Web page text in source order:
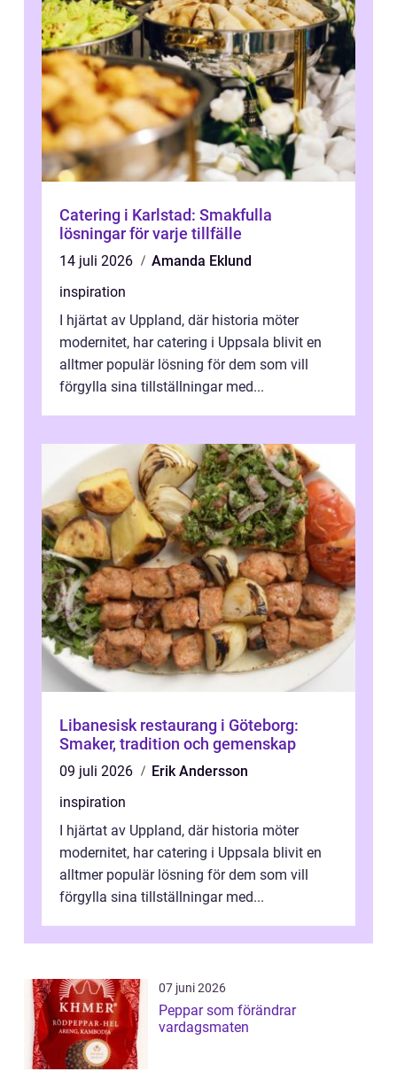
Catering i Karlstad: Smakfulla
lösningar för varje tillfälle
14 juli 2026
Amanda Eklund
inspiration
I hjärtat av Uppland, där historia möter
modernitet, har catering i Uppsala blivit en
alltmer populär lösning för dem som vill
förgylla sina tillställningar med...
Libanesisk restaurang i Göteborg:
Smaker, tradition och gemenskap
09 juli 2026
Erik Andersson
inspiration
I hjärtat av Uppland, där historia möter
modernitet, har catering i Uppsala blivit en
alltmer populär lösning för dem som vill
förgylla sina tillställningar med...
07 juni 2026
Peppar som förändrar
vardagsmaten